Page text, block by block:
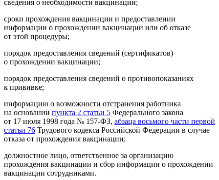
сведения о необходимости вакцинации;
сроки прохождения вакцинации и предоставлении
информации о прохождении вакцинации или об отказе
от этой процедуры;
порядок предоставления сведений (сертификатов)
о прохождении вакцинации;
порядок предоставления сведений о противопоказаниях
к прививке;
информацию о возможности отстранения работника
на основании пункта 2 статьи 5 Федерального закона
от 17 июля 1998 года № 157-ФЗ, абзаца восьмого части первой
статьи 76 Трудового кодекса Российской Федерации в случае
отказа от прохождения вакцинации;
должностное лицо, ответственное за организацию
прохождения вакцинации и сбор информации о прохождении
вакцинации сотрудниками.